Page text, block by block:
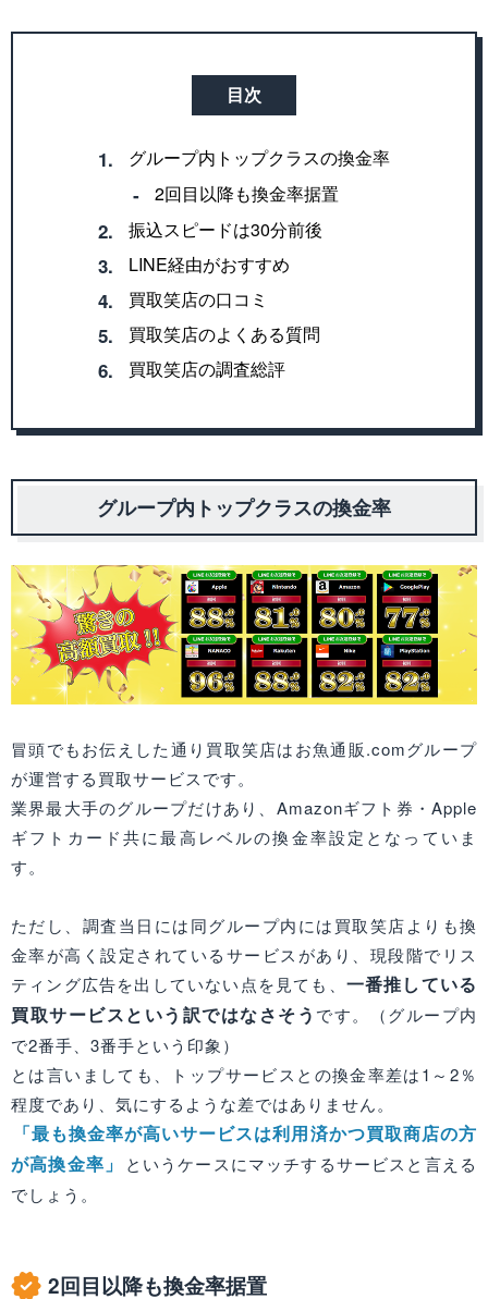
目次
1. グループ内トップクラスの換金率
‐ 2回目以降も換金率据置
2. 振込スピードは30分前後
3. LINE経由がおすすめ
4. 買取笑店の口コミ
5. 買取笑店のよくある質問
6. 買取笑店の調査総評
グループ内トップクラスの換金率
冒頭でもお伝えした通り買取笑店はお魚通販.comグループ
が運営する買取サービスです。
業界最大手のグループだけあり、Amazonギフト券・Apple
ギフトカード共に最高レベルの換金率設定となっていま
す。
ただし、調査当日には同グループ内には買取笑店よりも換
金率が高く設定されているサービスがあり、現段階でリス
ティング広告を出していない点を見ても、 一番推している
買取サービスという訳ではなさそう です。（グループ内
で2番手、3番手という印象）
とは言いましても、トップサービスとの換金率差は1～2％
程度であり、気にするような差ではありません。
「最も換金率が高いサービスは利用済かつ買取商店の方
が高換金率」
というケースにマッチするサービスと言える
でしょう。
2回目以降も換金率据置